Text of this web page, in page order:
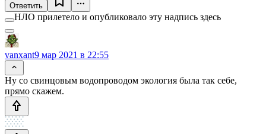
Ответить
НЛО прилетело и опубликовало эту надпись здесь
vanxant9 мар 2021 в 22:55
Ну со свинцовым водопроводом экология была так себе,
прямо скажем.